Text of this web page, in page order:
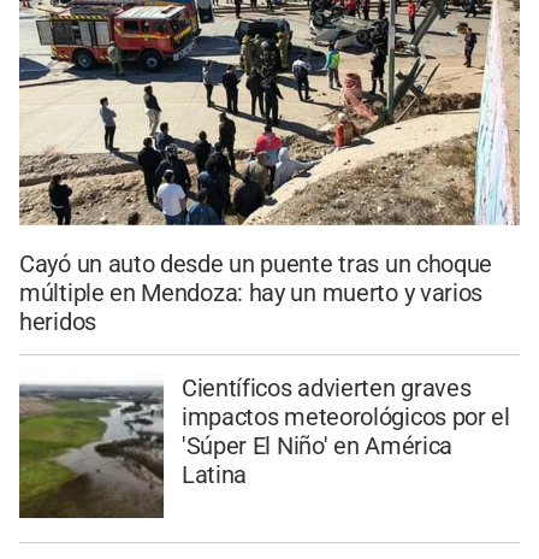
Cayó un auto desde un puente tras un choque
múltiple en Mendoza: hay un muerto y varios
heridos
Científicos advierten graves
impactos meteorológicos por el
'Súper El Niño' en América
Latina